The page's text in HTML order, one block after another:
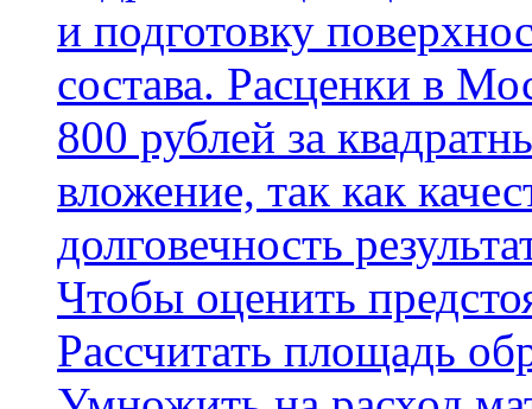
и подготовку
состава. Расценки в
800 рублей за
вложение, так как
долговечность
Чтобы оценить
Рассчитать площадь